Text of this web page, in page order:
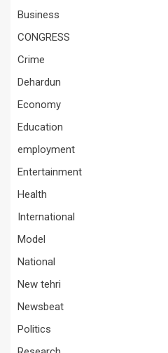
Business
CONGRESS
Crime
Dehardun
Economy
Education
employment
Entertainment
Health
International
Model
National
New tehri
Newsbeat
Politics